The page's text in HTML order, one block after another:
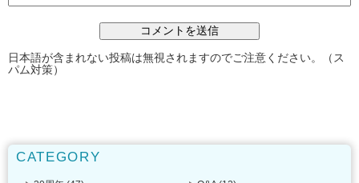
日本語が含まれない投稿は無視されますのでご注意ください。（ス
パム対策）
CATEGORY